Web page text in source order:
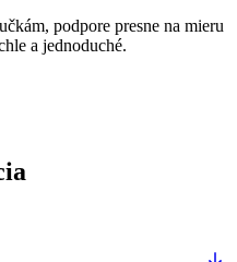
podpore presne na mieru
a jednoduché.